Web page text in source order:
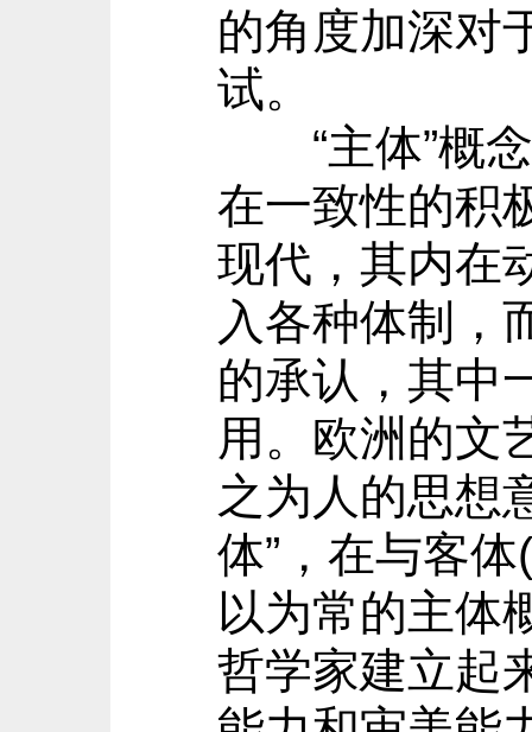
的角度加深对
试。
“主体”概念
在一致性的积
现代，其内在
入各种体制，
的承认，其中
用。欧洲的文
之为人的思想
体”，在与客
以为常的主体
哲学家建立起